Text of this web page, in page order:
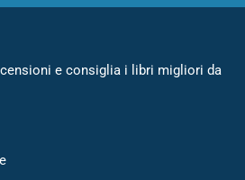
e consiglia i libri migliori da